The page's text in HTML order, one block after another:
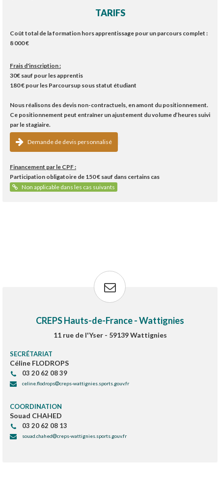
TARIFS
Coût total de la formation hors apprentissage pour un parcours complet :
8 000 €
Frais d'inscription :
30€ sauf pour les apprentis
180 € pour les Parcoursup sous statut étudiant
Nous réalisons des devis non-contractuels, en amont du positionnement.
Ce positionnement peut entraîner un ajustement du volume d’heures suivi
par le stagiaire.
Demande de devis personnalisé
Financement par le CPF :
Participation obligatoire de 150 € sauf dans certains cas
Non applicable dans les cas suivants
CREPS Hauts-de-France - Wattignies
11 rue de l'Yser - 59139 Wattignies
SECRÉTARIAT
Céline FLODROPS
03 20 62 08 39
celine.flodrops creps-wattignies.sports.gouv.fr
COORDINATION
Souad CHAHED
03 20 62 08 13
souad.chahed creps-wattignies.sports.gouv.fr